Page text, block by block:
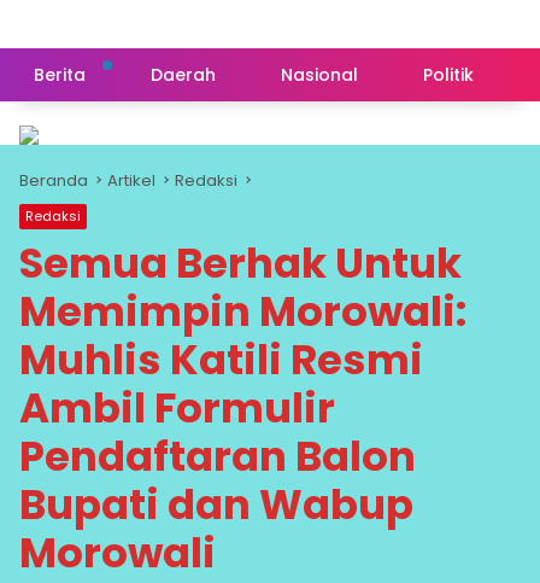
Berita Daerah Nasional Politik
Beranda Artikel Redaksi
Redaksi
Semua Berhak Untuk
Memimpin Morowali:
Muhlis Katili Resmi
Ambil Formulir
Pendaftaran Balon
Bupati dan Wabup
Morowali